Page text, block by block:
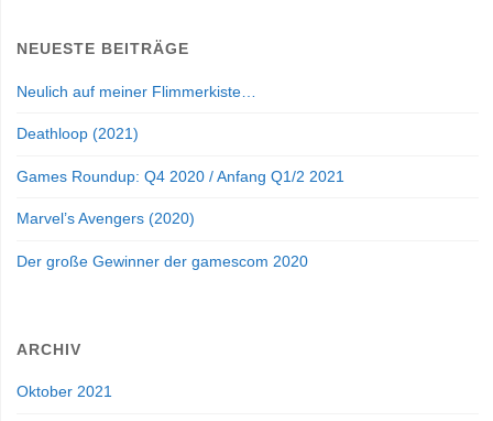
NEUESTE BEITRÄGE
Neulich auf meiner Flimmerkiste…
Deathloop (2021)
Games Roundup: Q4 2020 / Anfang Q1/2 2021
Marvel’s Avengers (2020)
Der große Gewinner der gamescom 2020
ARCHIV
Oktober 2021